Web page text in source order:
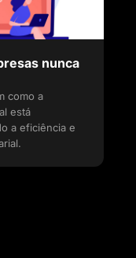
nunca
como a
está
a eficiência e